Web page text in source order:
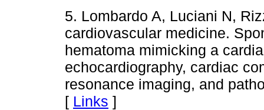
5. Lombardo A, Luciani N,
cardiovascular medicine.
hematoma mimicking a
echocardiography, cardiac
resonance imaging, and
[ Links ]